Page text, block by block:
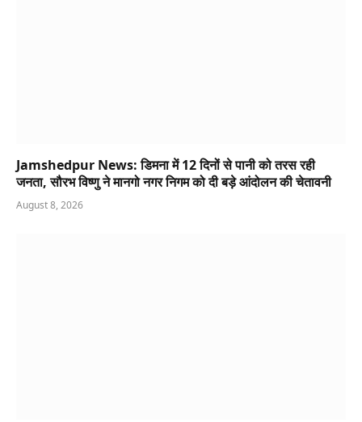
Jamshedpur News: डिमना में 12 दिनों से पानी को तरस रही
जनता, सौरभ विष्णु ने मानगो नगर निगम को दी बड़े आंदोलन की चेतावनी
August 8, 2026